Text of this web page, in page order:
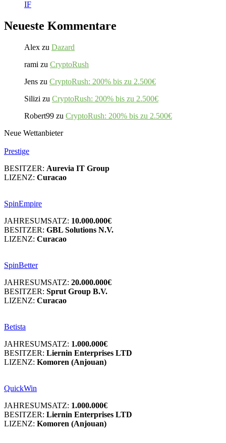
IF
Neueste Kommentare
Alex zu Dazard
rami zu CryptoRush
Jens zu CryptoRush: 200% bis zu 2.500€
Silizi zu CryptoRush: 200% bis zu 2.500€
Robert99 zu CryptoRush: 200% bis zu 2.500€
Neue Wettanbieter
Prestige
BESITZER: Aurevia IT Group
LIZENZ: Curacao
SpinEmpire
JAHRESUMSATZ: 10.000.000€
BESITZER: GBL Solutions N.V.
LIZENZ: Curacao
SpinBetter
JAHRESUMSATZ: 20.000.000€
BESITZER: Sprut Group B.V.
LIZENZ: Curacao
Betista
JAHRESUMSATZ: 1.000.000€
BESITZER: Liernin Enterprises LTD
LIZENZ: Komoren (Anjouan)
QuickWin
JAHRESUMSATZ: 1.000.000€
BESITZER: Liernin Enterprises LTD
LIZENZ: Komoren (Anjouan)